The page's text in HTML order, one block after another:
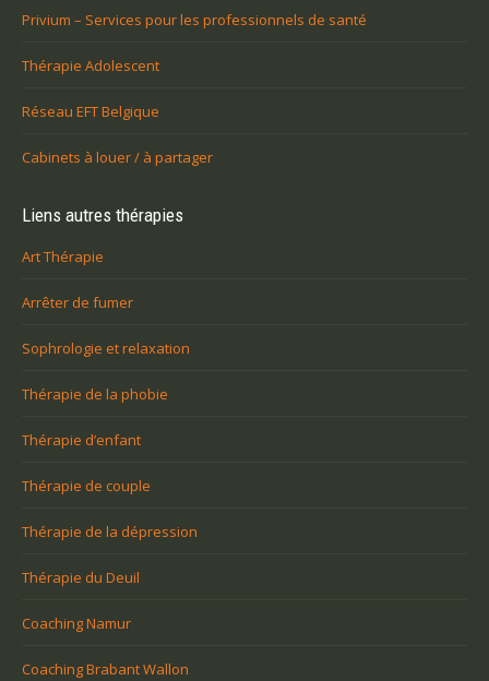
Privium – Services pour les professionnels de santé
Thérapie Adolescent
Réseau EFT Belgique
Cabinets à louer / à partager
Liens autres thérapies
Art Thérapie
Arrêter de fumer
Sophrologie et relaxation
Thérapie de la phobie
Thérapie d’enfant
Thérapie de couple
Thérapie de la dépression
Thérapie du Deuil
Coaching Namur
Coaching Brabant Wallon